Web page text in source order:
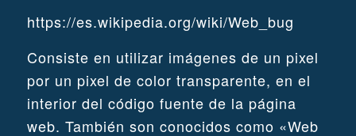
https://es.wikipedia.org/wiki/Web_bug
Consiste en utilizar imágenes de un pixel
por un pixel de color transparente, en el
interior del código fuente de la página
web. También son conocidos como «Web